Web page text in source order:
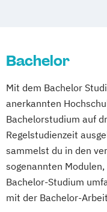
Musik
Bachelor
Mit dem Bachelor
anerkannten
Bachelorstudium auf
Regelstudienzeit
sammelst du in den
sogenannten
Bachelor-Studium
mit der Bachelor-